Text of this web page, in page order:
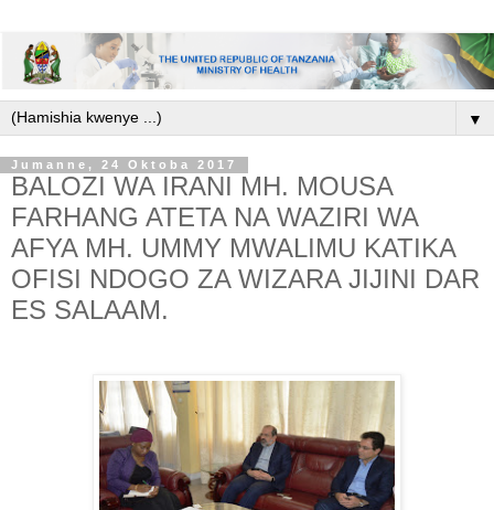
▼
Jumanne, 24 Oktoba 2017
BALOZI WA IRANI MH. MOUSA
FARHANG ATETA NA WAZIRI WA
AFYA MH. UMMY MWALIMU KATIKA
OFISI NDOGO ZA WIZARA JIJINI DAR
ES SALAAM.